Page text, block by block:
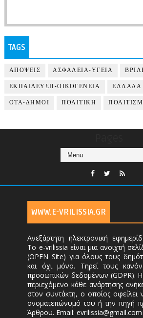
TAGS
ΑΠΟΨΕΙΣ ΑΣΦΑΛΕΙΑ-ΥΓΕΙΑ
ΕΚΠΑΙΔΕΥΣΗ-ΟΙΚΟΓΕΝΕΙΑ ΕΛΛΑΔΑ
ΟΤΑ-ΔΗΜΟΙ ΠΟΛΙΤΙΚΗ
WWW.E-VRILISSIA.GR
Ανεξάρτητη ηλεκτρονική
Το e-vrilissia είναι μια ανοιχτή
(OPEN Site) για όλους τους
και όχι μόνο. Τηρεί τους
προσωπικών δεδομένων (GDPR).
περιεχόμενο κάθε ανάρτησης
στον συντάκτη, ο οποίος οφείλει
ονοματεπώνυμό του ή την πηγή
Άρθρου. Email: evrilissia@gmail.com